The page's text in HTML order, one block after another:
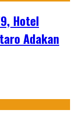
Hotel
Adakan